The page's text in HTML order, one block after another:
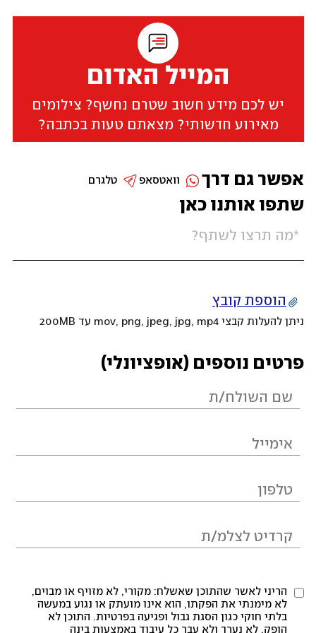
המייל האדום
יש לכם מידע חשוב שטרם נחשף? צילומים
מאירוע חדשותי? מצאתם טעות בכתבה?
שתפו אותנו כאן
הוספת קובץ
ניתן להעלות קבצי mov, png, jpeg, jpg, mp4 עד 200MB
פרטים נוספים (אופציונלי)
הריני לאשר שהתוכן שאשלח: מקורי, לא מזויף או מבוים,
לא מימנתי את הפקתו, הוא אינו מועתק או נגוע במעשה
בלתי חוקי כגון הסגת גבול ופגיעה בפרטיות. התוכן לא
הופק, לא נערך ולא עבר כל עיבוד באמצעות בינה
אפשר גם דרך טלגרם וואטסאפ